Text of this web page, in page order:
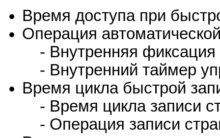
Время доступа при
Операция
- Внутренняя фиксация
- Внутренний таймер
Время цикла быстрой
- Время цикла записи
- Операция записи